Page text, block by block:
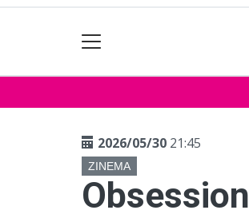
2026/05/30 21:45
ZINEMA
Obsession